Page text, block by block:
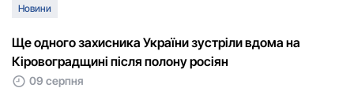
Новини
Ще одного захисника України зустріли вдома на
Кіровоградщині після полону росіян
09 серпня